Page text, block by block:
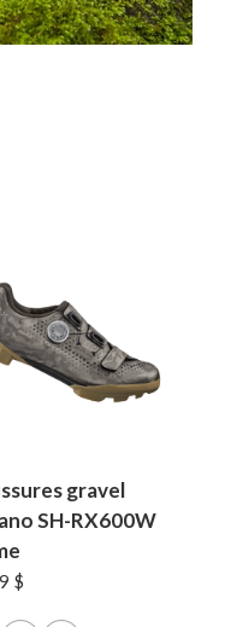
gravel
SH-RX600W
$